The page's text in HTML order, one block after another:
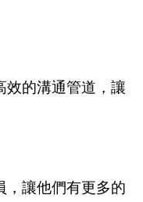
效的溝通管道，讓
，讓他們有更多的